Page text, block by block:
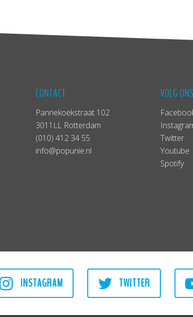
CONTACT
Pannekoekstraat 102
3011LL Rotterdam
(010) 412 34 55
info@popunie.nl
VOLG ONS
Twitter
Youtube
Spotify
INSTAGRAM TWITTER